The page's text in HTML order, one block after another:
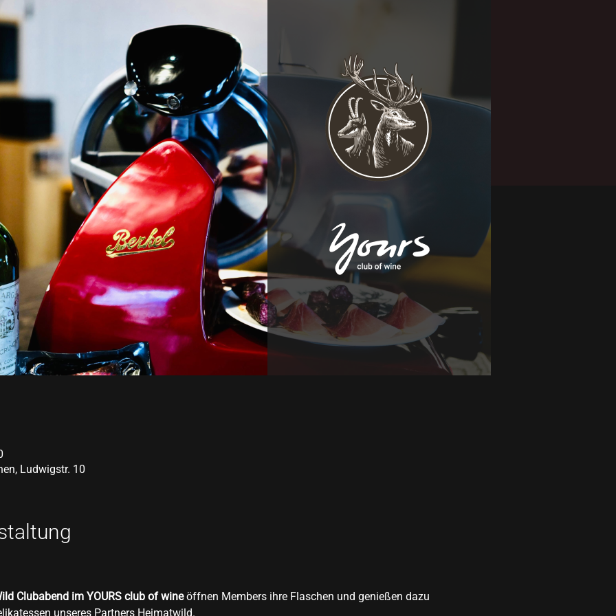
Ludwigstr. 10
Clubabend im YOURS club of wine öffnen Members ihre Flaschen und genießen dazu
unseres Partners Heimatwild.